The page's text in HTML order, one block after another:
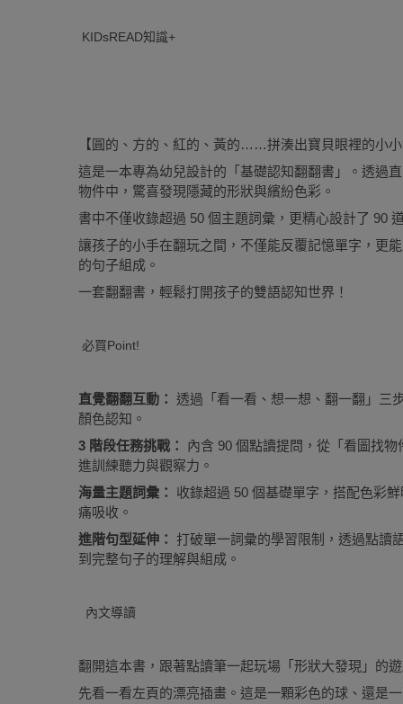
KIDsREAD知識+
【圓的、方的、紅的、黃的……拼湊出寶貝眼裡的小
這是一本專為幼兒設計的「基礎認知翻翻書」。透過
物件中，驚喜發現隱藏的形狀與繽紛色彩。
書中不僅收錄超過 50 個主題詞彙，更精心設計了 90
讓孩子的小手在翻玩之間，不僅能反覆記憶單字，更
的句子組成。
一套翻翻書，輕鬆打開孩子的雙語認知世界！
必買Point!
直覺翻翻互動： 透過「看一看、想一想、翻一翻」三
顏色認知。
3 階段任務挑戰： 內含 90 個點讀提問，從「看圖找
進訓練聽力與觀察力。
海量主題詞彙： 收錄超過 50 個基礎單字，搭配色彩
痛吸收。
進階句型延伸： 打破單一詞彙的學習限制，透過點讀
到完整句子的理解與組成。
內文導讀
翻開這本書，跟著點讀筆一起玩場「形狀大發現」的
先看一看左頁的漂亮插畫。這是一顆彩色的球、還是